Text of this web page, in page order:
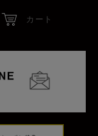
カート